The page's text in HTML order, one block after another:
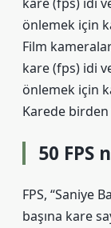
önlemek için
Film
kare (fps) idi
önlemek için
Karede birden
50 FPS
FPS, “Saniye
başına kare